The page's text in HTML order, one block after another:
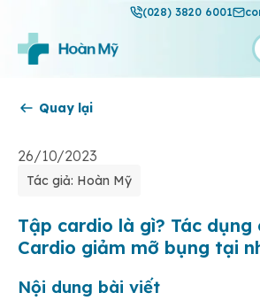
(028) 3820 6001
Thuận Mỹ
Quay lại
26/10/2023
Tác giả: Hoàn Mỹ
Tập cardio là gì? Tác
Cardio giảm mỡ bụng tại
Nội dung bài viết